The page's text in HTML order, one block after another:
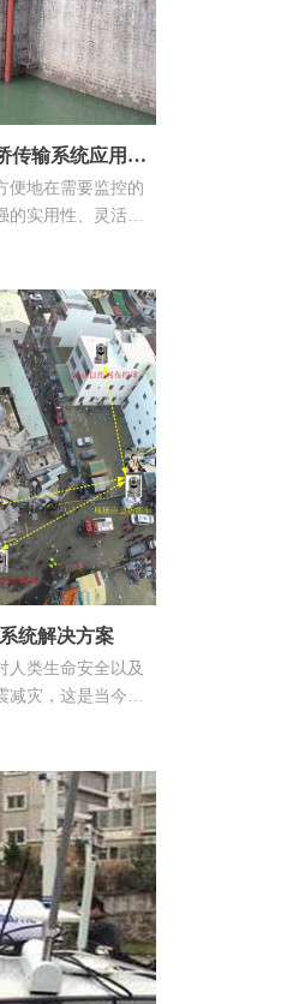
传输系统应用方
便地在需要监控的
实用性、灵活性
统解决方案
人类生命安全以及
减灾，这是当今人
搜索之前必须要
现场必须实施警
装备区、指挥部等
高搜索效率。有效